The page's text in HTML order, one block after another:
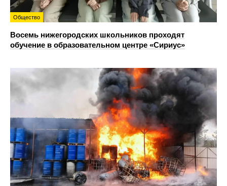
Общество
Восемь нижегородских школьников проходят
обучение в образовательном центре «Сириус»